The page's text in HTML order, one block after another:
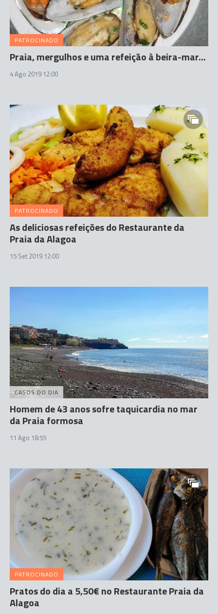
PATROCINADO
Praia, mergulhos e uma refeição à beira-mar...
4 Ago 2019 12:00
PATROCINADO
As deliciosas refeições do Restaurante da
Praia da Alagoa
15 Set 2019 12:00
CASOS DO DIA
Homem de 43 anos sofre taquicardia no mar
da Praia formosa
11 Ago 18:55
PATROCINADO
Pratos do dia a 5,50€ no Restaurante Praia da
Alagoa